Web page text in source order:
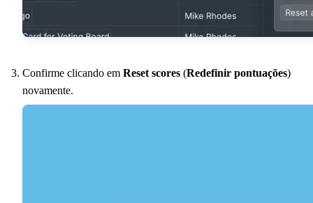
Confirme clicando em Reset scores (Redefinir pontuações)
novamente.